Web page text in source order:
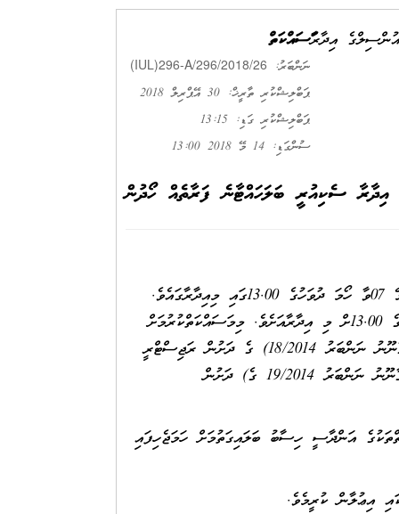
މަސައްކަތް
ނަންބަރު: (IUL)296-A/296/2018/26
ޕަބްލިޝްކުރި ތާރީޚް: 30 އޭޕްރިލް 2018
ޕަބްލިޝްކުރި ގަޑި: 13:15
ސުންގަޑި: 14 މޭ 2018 13:00
އިދާރާ
ސެކިއުރީ ބަލަހައްޓާނެ ފަރާތެއް ހޯދުން
މައުލޫމާތު ސާފު ކޮށްދިނުން އޮންނާނީ 2018 މޭ 07ވާ ހޯމަ ދުވަހުގެ 13.00ގައި މިއިދާރާގައެވެ.
އަންދާސީ ހިސާބު ހުށައަޅުއްވާނީ ، 2018 މާރޗް 14ވާ ހޯމަ ދުވަހުގެ 13.00ށް މި އިދާރާއަށެވެ. މިމަސައްކަތްކުރުމަށް
އަންދާސީ ހިސާބު ހުށައެޅޭނީ ވިޔަފާރި ރަޖިސްޓްރީކުރުމުގެ ޤާނޫނު (ޤާނޫނު ނަންބަރު 18/2014) ގެ ދަށުން ރަޖިސްޓްރީ
ކޮށްފައިވާ ކުންފުނިތަކަށާއި، އަމިއްލަ ފަރުދުންގެ ވިޔަފާރީގެ ޤާނޫނު (ޤާނޫނު ނަންބަރު 19/2014 ގެ) ދަށުން
ހިސާބު ބަލައިގަތުމަށް ހަމަޖެހިފައި
ކުރީމެވެ.